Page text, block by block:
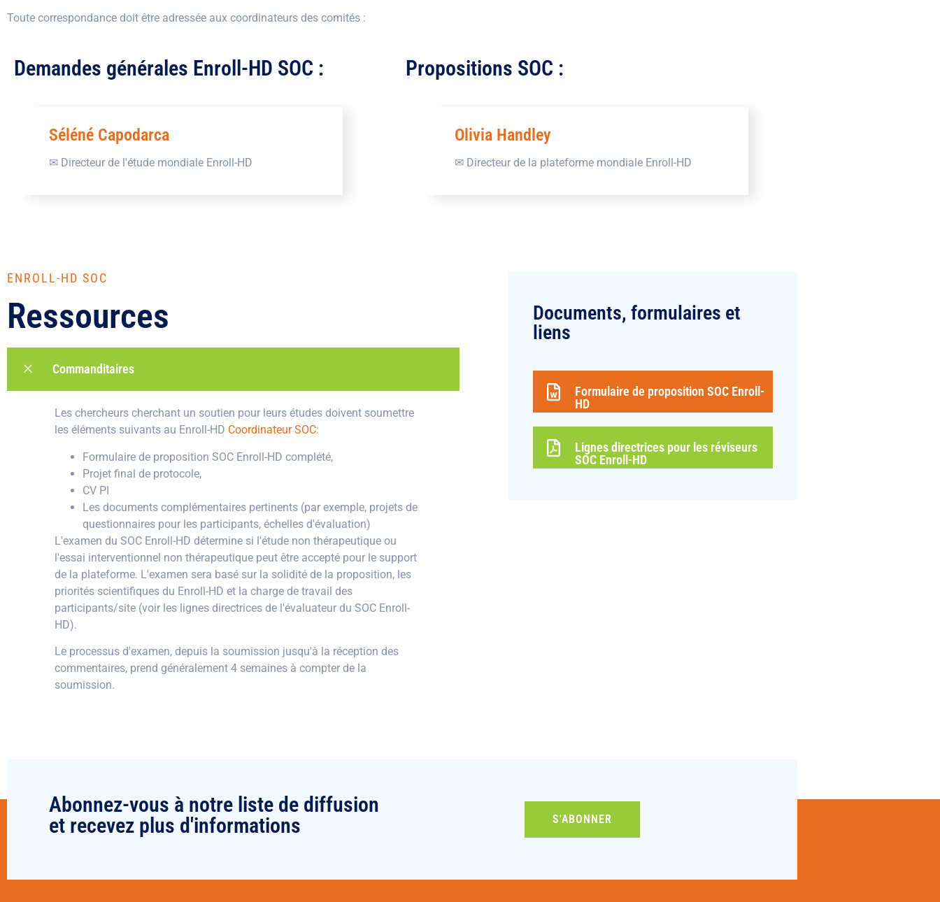
Toute correspondance doit être adressée aux coordinateurs des comités :
Demandes générales Enroll-HD SOC : Propositions SOC :
Séléné Capodarca
✉ Directeur de l'étude mondiale Enroll-HD
Olivia Handley
✉ Directeur de la plateforme mondiale Enroll-HD
ENROLL-HD SOC
Ressources
Commanditaires
Les chercheurs cherchant un soutien pour leurs études doivent soumettre
les éléments suivants au Enroll-HD Coordinateur SOC:
Formulaire de proposition SOC Enroll-HD complété,
Projet final de protocole,
CV PI
Les documents complémentaires pertinents (par exemple, projets de
questionnaires pour les participants, échelles d'évaluation)
L'examen du SOC Enroll-HD détermine si l'étude non thérapeutique ou
l'essai interventionnel non thérapeutique peut être accepté pour le support
de la plateforme. L'examen sera basé sur la solidité de la proposition, les
priorités scientifiques du Enroll-HD et la charge de travail des
participants/site (voir les lignes directrices de l'évaluateur du SOC Enroll-
HD).
Le processus d'examen, depuis la soumission jusqu'à la réception des
commentaires, prend généralement 4 semaines à compter de la
soumission.
Documents, formulaires et
liens
Formulaire de proposition SOC Enroll-
HD
Lignes directrices pour les réviseurs
SOC Enroll-HD
Abonnez-vous à notre liste de diffusion
et recevez plus d'informations
S'ABONNER